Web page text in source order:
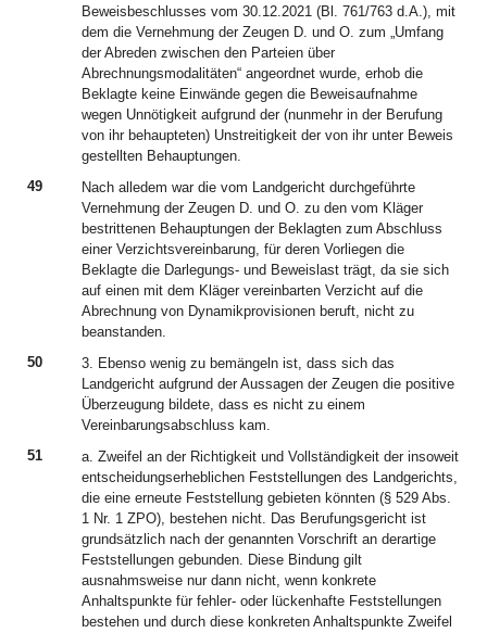
Beweisbeschlusses vom 30.12.2021 (Bl. 761/763 d.A.), mit
dem die Vernehmung der Zeugen D. und O. zum „Umfang
der Abreden zwischen den Parteien über
Abrechnungsmodalitäten“ angeordnet wurde, erhob die
Beklagte keine Einwände gegen die Beweisaufnahme
wegen Unnötigkeit aufgrund der (nunmehr in der Berufung
von ihr behaupteten) Unstreitigkeit der von ihr unter Beweis
gestellten Behauptungen.
49
Nach alledem war die vom Landgericht durchgeführte
Vernehmung der Zeugen D. und O. zu den vom Kläger
bestrittenen Behauptungen der Beklagten zum Abschluss
einer Verzichtsvereinbarung, für deren Vorliegen die
Beklagte die Darlegungs- und Beweislast trägt, da sie sich
auf einen mit dem Kläger vereinbarten Verzicht auf die
Abrechnung von Dynamikprovisionen beruft, nicht zu
beanstanden.
50
3. Ebenso wenig zu bemängeln ist, dass sich das
Landgericht aufgrund der Aussagen der Zeugen die positive
Überzeugung bildete, dass es nicht zu einem
Vereinbarungsabschluss kam.
51
a. Zweifel an der Richtigkeit und Vollständigkeit der insoweit
entscheidungserheblichen Feststellungen des Landgerichts,
die eine erneute Feststellung gebieten könnten (§ 529 Abs.
1 Nr. 1 ZPO), bestehen nicht. Das Berufungsgericht ist
grundsätzlich nach der genannten Vorschrift an derartige
Feststellungen gebunden. Diese Bindung gilt
ausnahmsweise nur dann nicht, wenn konkrete
Anhaltspunkte für fehler- oder lückenhafte Feststellungen
bestehen und durch diese konkreten Anhaltspunkte Zweifel